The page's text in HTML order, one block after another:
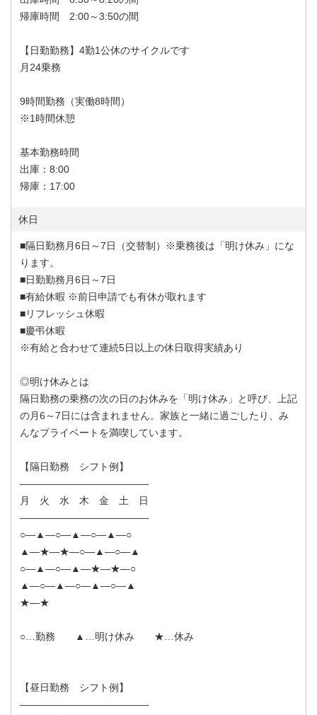
帰庫時間 2:00～3:50の間
【日勤勤務】4勤1公休のサイクルです
月24乗務
9時間勤務（実働8時間）
※1時間休憩
基本勤務時間
出庫：8:00
帰庫：17:00
休日
■隔日勤務月6日～7日（交替制）※乗務後は「明け休み」にな
ります。
■日勤勤務月6日～7日
■有給休暇 ※前日申請でも有休が取れます
■リフレッシュ休暇
■慶弔休暇
※有給と合わせて連続5日以上の休日取得実績あり
◎明け休みとは
隔日勤務の乗務の次の日のお休みを「明け休み」と呼び、上記
の月6～7日には含まれません。家族と一緒に過ごしたり、み
んなプライベートを満喫しています。
【隔日勤務 シフト例】
―――――――――――――
月 火 水 木 金 土 日
―――――――――――――
○―▲―○―▲―○―▲―○
▲―★―★―○―▲―○―▲
○―▲―○―▲―★―★―○
▲―○―▲―○―▲―○―▲
★―★
○…勤務 ▲…明け休み ★…休み
【昼日勤務 シフト例】
―――――――――――――